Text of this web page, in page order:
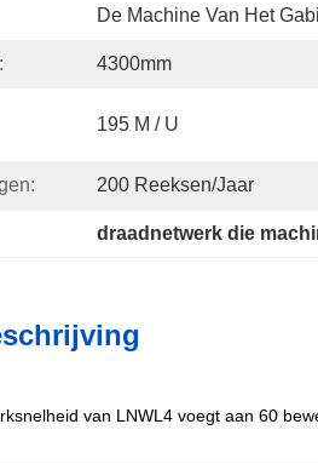
De Machine Van Het
4300mm
195 M / U
200 Reeksen/jaar
draadnetwerk die
van LNWL4 voegt aan 60